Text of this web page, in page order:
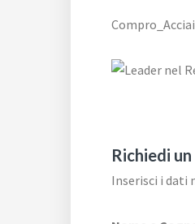
Richiedi
Inserisci i dati